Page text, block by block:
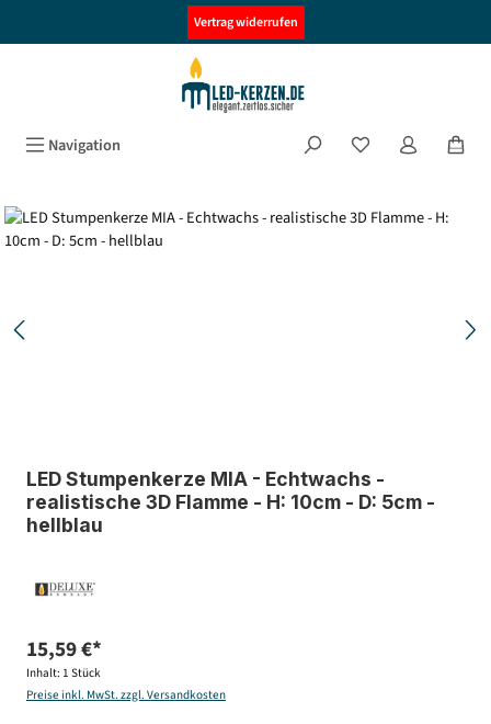
Vertrag widerrufen
Navigation
Bildergalerie überspringen
LED Stumpenkerze MIA - Echtwachs -
realistische 3D Flamme - H: 10cm - D: 5cm -
hellblau
15,59 €*
Inhalt: 1 Stück
Preise inkl. MwSt. zzgl. Versandkosten